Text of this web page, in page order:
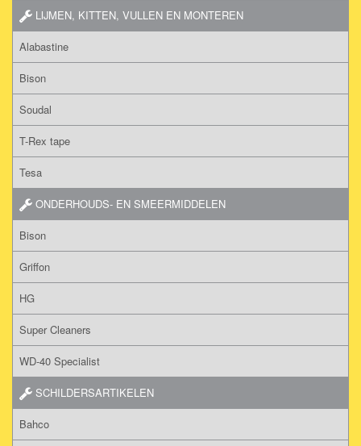
LIJMEN, KITTEN, VULLEN EN MONTEREN
Alabastine
Bison
Soudal
T-Rex tape
Tesa
ONDERHOUDS- EN SMEERMIDDELEN
Bison
Griffon
HG
Super Cleaners
WD-40 Specialist
SCHILDERSARTIKELEN
Bahco